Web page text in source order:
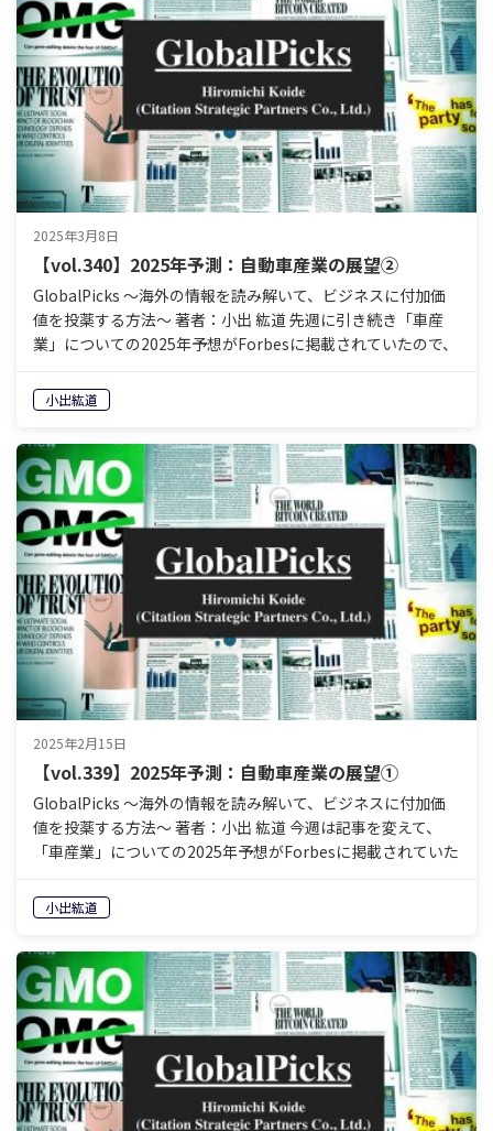
2025年3月8日
【vol.340】2025年予測：自動車産業の展望②
GlobalPicks 〜海外の情報を読み解いて、ビジネスに付加価
値を投薬する方法〜 著者：小出 紘道 先週に引き続き「車産
業」についての2025年予想がForbesに掲載されていたので、
小出紘道
2025年2月15日
【vol.339】2025年予測：自動車産業の展望①
GlobalPicks 〜海外の情報を読み解いて、ビジネスに付加価
値を投薬する方法〜 著者：小出 紘道 今週は記事を変えて、
「車産業」についての2025年予想がForbesに掲載されていた
小出紘道